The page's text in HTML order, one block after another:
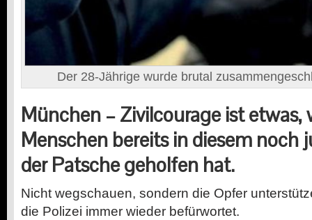
Der 28-Jährige wurde brutal
München – Zivilcourage ist etwas,
Menschen bereits in diesem noch
der Patsche geholfen hat.
Nicht wegschauen, sondern die Opfer
die Polizei immer wieder befürwortet.